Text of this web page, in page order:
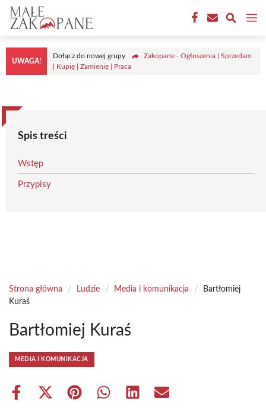
Przejdź
treści
UWAGA!
Dołącz do nowej grupy
Zakopane - Ogłoszenia | Sprzedam
| Kupię | Zamienię | Praca
Spis treści
Wstęp
Przypisy
Strona główna / Ludzie / Media i komunikacja /
Bartłomiej
Kuraś
Bartłomiej Kuraś
MEDIA I KOMUNIKACJA
Share
Share Share Share Share Share